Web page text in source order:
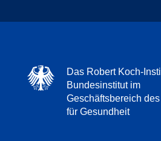
Das Robert Koch-
Bundesinstitut im
Geschäftsbereich
für Gesundheit